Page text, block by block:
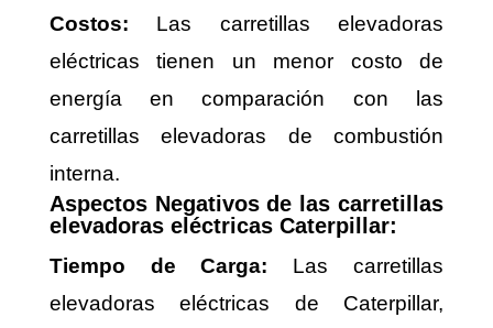
Costos: Las carretillas elevadoras
eléctricas tienen un menor costo de
energía en comparación con las
carretillas elevadoras de combustión
interna.
Aspectos Negativos de las carretillas
elevadoras eléctricas Caterpillar:
Tiempo de Carga:
Las carretillas
elevadoras eléctricas de Caterpillar,